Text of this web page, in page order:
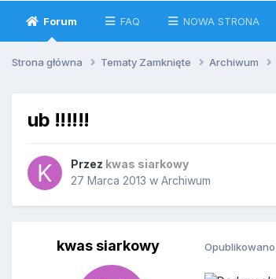
Forum FAQ NOWA STRONA
Strona główna Tematy Zamknięte Archiwum
ub !!!!!!
Przez kwas siarkowy
27 Marca 2013 w Archiwum
kwas siarkowy Opublikowano